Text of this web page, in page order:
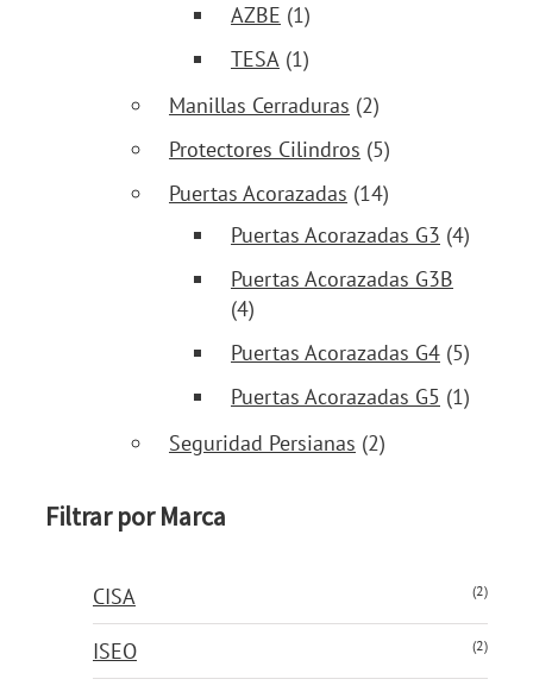
AZBE (1)
TESA (1)
Manillas Cerraduras (2)
Protectores Cilindros (5)
Puertas Acorazadas (14)
Puertas Acorazadas G3 (4)
Puertas Acorazadas G3B
(4)
Puertas Acorazadas G4 (5)
Puertas Acorazadas G5 (1)
Seguridad Persianas (2)
Filtrar por Marca
CISA (2)
ISEO (2)